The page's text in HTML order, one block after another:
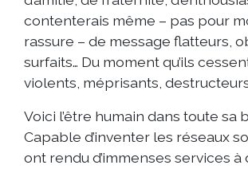
contenterais même – pas pour
rassure – de message flatteurs,
surfaits… Du moment qu’ils
violents, méprisants,
Voici l’être humain dans toute sa
Capable d’inventer les réseaux
ont rendu d’immenses services à